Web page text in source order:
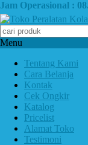
Jam Operasional :
Menu
Tentang Kami
Cara Belanja
Kontak
Cek Ongkir
Katalog
Pricelist
Alamat Toko
Testimoni